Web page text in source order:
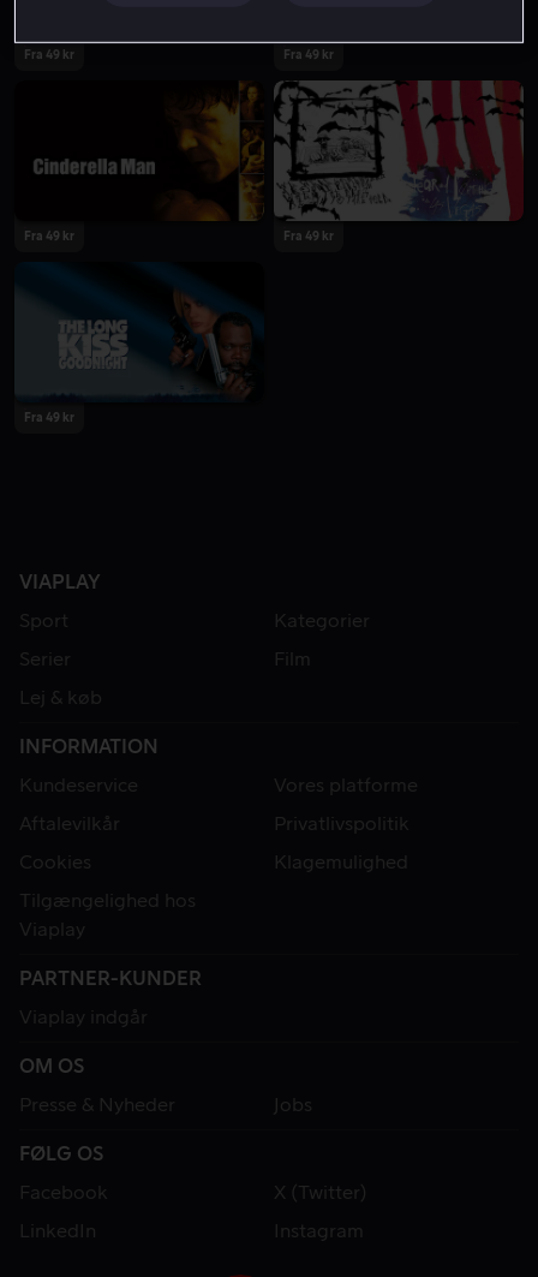
Fra 49 kr Fra 49 kr
Fra 49 kr Fra 49 kr
Fra 49 kr
VIAPLAY
Sport
Kategorier
Serier
Film
Lej & køb
INFORMATION
Kundeservice
Vores platforme
Aftalevilkår
Privatlivspolitik
Cookies
Klagemulighed
Tilgængelighed hos
Viaplay
PARTNER-KUNDER
Viaplay indgår
OM OS
Presse & Nyheder
Jobs
FØLG OS
Facebook
X (Twitter)
LinkedIn
Instagram